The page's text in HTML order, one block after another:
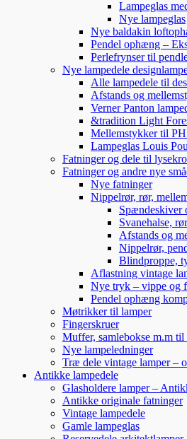
Lampeglas
Nye lampeglas
Nye baldakin
Pendel ophæng –
Perlefrynser til
Nye lampedele
Alle lampedele til
Afstands og
Verner Panton
&tradition Light
Mellemstykker til
Lampeglas Louis
Fatninger og dele til
Fatninger og andre nye
Nye fatninger
Nippelrør, rør,
Spændeskiver
Svanehalse,
Afstands og
Nippelrør,
Blindproppe,
Aflastning vintage
Nye tryk – vippe og
Pendel ophæng
Møtrikker til lamper
Fingerskruer
Muffer, samlebokse m.m til
Nye lampeledninger
Træ dele vintage lamper –
Antikke lampedele
Glasholdere lamper –
Antikke originale fatninger
Vintage lampedele
Gamle lampeglas